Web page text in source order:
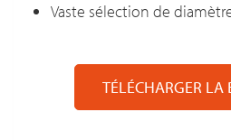
Vaste sélection de
TÉLÉCHARGER LA